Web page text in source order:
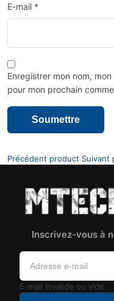
E-mail *
Enregistrer mon nom,
pour mon prochain
Précédent product Suivant
Inscrivez-vous à
E-mail invalide ou vide